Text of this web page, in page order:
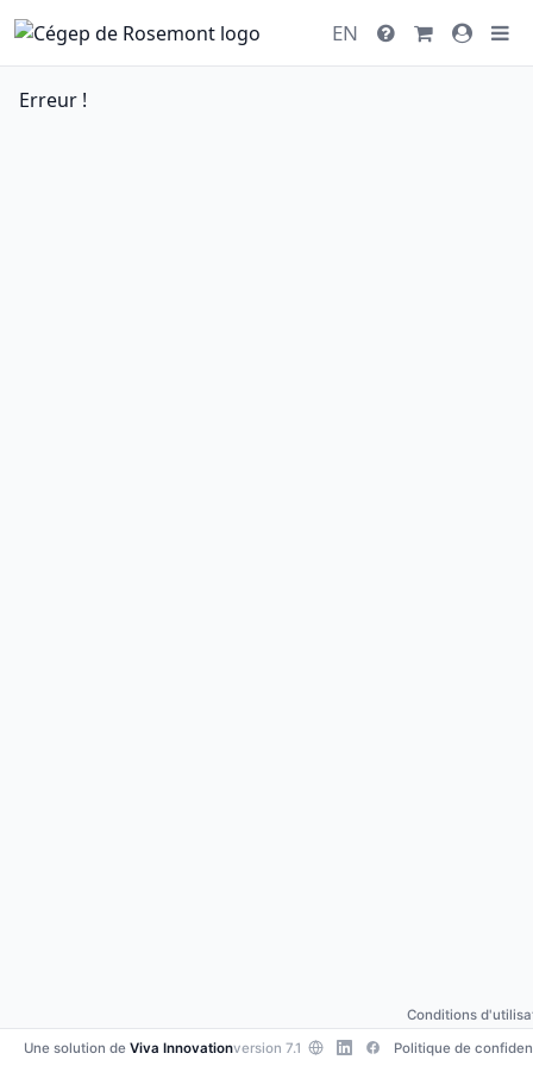
EN
Erreur !
Une solution de Viva Innovationversion 7.1
Conditions
Politique de